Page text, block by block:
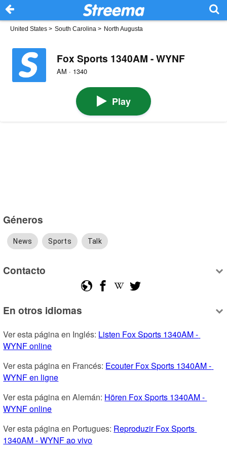
United States > South Carolina > North Augusta
Fox Sports 1340AM - WYNF
AM · 1340
Play
Géneros
News Sports Talk
Contacto
En otros idiomas
Ver esta página en Inglés: Listen Fox Sports 1340AM -
WYNF online
Ver esta página en Francés: Ecouter Fox Sports 1340AM -
WYNF en ligne
Ver esta página en Alemán: Hören Fox Sports 1340AM -
WYNF online
Ver esta página en Portugues: Reproduzir Fox Sports
1340AM - WYNF ao vivo